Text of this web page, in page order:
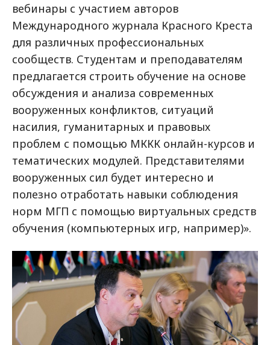
вебинары с участием авторов
Международного журнала Красного Креста
для различных профессиональных
сообществ. Студентам и преподавателям
предлагается строить обучение на основе
обсуждения и анализа современных
вооруженных конфликтов, ситуаций
насилия, гуманитарных и правовых
проблем с помощью МККК онлайн-курсов и
тематических модулей. Представителями
вооруженных сил будет интересно и
полезно отработать навыки соблюдения
норм МГП с помощью виртуальных средств
обучения (компьютерных игр, например)».